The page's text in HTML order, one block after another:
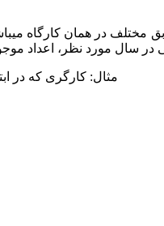
مثال: کارگری که در ابتدای سال ۱۳۹۳ در کارگاهی استخدام گردیده، پایه سنوات تجمیعی وی از